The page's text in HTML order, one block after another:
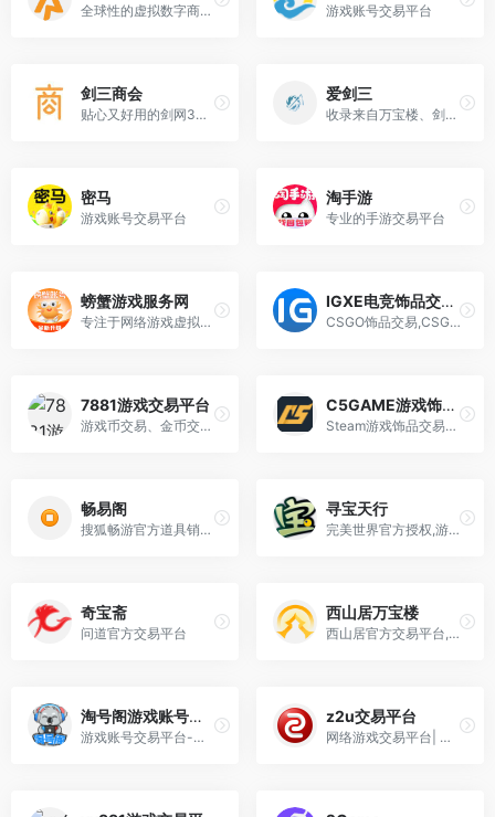
全球性的虚拟数字商品交易平台 游戏账号交易平台
剑三商会
贴心又好用的剑网3查号蹲号网站
爱剑三
收录来自万宝楼、剑三代售、个人发布的全部剑网3的账号信息服务
密马
游戏账号交易平台
淘手游
专业的手游交易平台
螃蟹游戏服务网
专注于网络游戏虚拟物品交易的电子商务平台
IGXE电竞饰品交易平台
CSGO饰品交易,CSGO饰品租赁,CS2饰品交易,steam游戏CDK,电竞饰品商城,游戏饰品集市
7881游戏交易平台
游戏币交易、金币交易、账号交易、装备交易、道具交易、点卡点券交易、游戏租号，游戏代练、手游交易等
C5GAME游戏饰品交易平台
Steam游戏饰品交易电子商务平台
畅易阁
搜狐畅游官方道具销售及官方线下交易平台
寻宝天行
完美世界官方授权,游戏交易,端游交易,安全游戏交易,完美世界官方合作虚拟物品交易伙伴
奇宝斋
问道官方交易平台
西山居万宝楼
西山居官方交易平台,万宝楼剑网3/剑网3无界,万宝楼剑网3缘起
淘号阁游戏账号交易
游戏账号交易平台-找回包赔
z2u交易平台
网络游戏交易平台| 各种游戏金币/充值/装备/账号/游戏点卡/礼品卡